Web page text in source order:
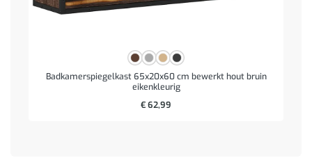
Badkamerspiegelkast 65x20x60 cm bewerkt hout bruin
eikenkleurig
€62,99